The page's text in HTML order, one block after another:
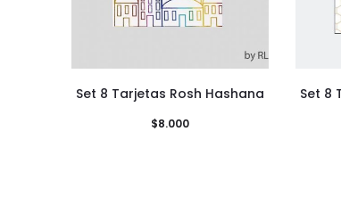
Set 8 Tarjetas Rosh Hashana
$8.000
Set 8